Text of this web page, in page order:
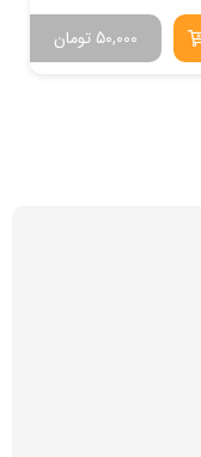
تومان 50,000